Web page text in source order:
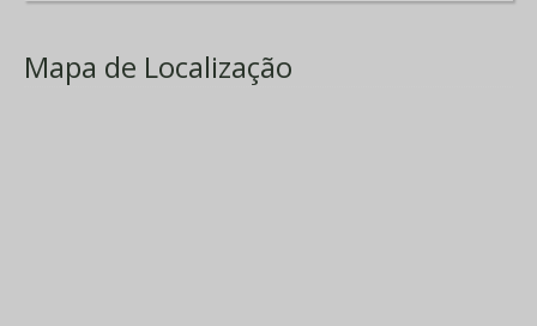
Mapa de Localização